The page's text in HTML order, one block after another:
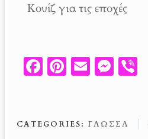
Κουίζ για τις εποχές
Fa
o
Pi
es
E M
n
CATEGORIES: ΓΛΏΣΣΑ